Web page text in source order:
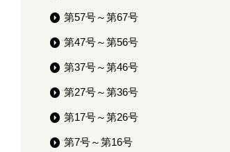
第57号～第67号
第47号～第56号
第37号～第46号
第27号～第36号
第17号～第26号
第7号～第16号